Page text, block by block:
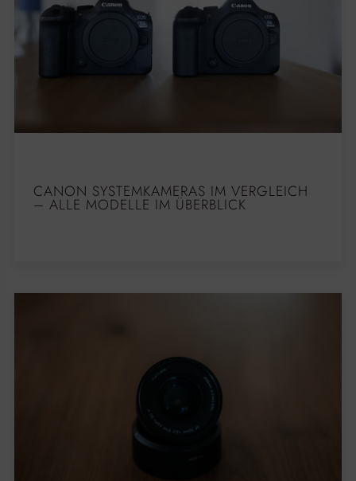
CANON SYSTEMKAMERAS IM VERGLEICH
– ALLE MODELLE IM ÜBERBLICK